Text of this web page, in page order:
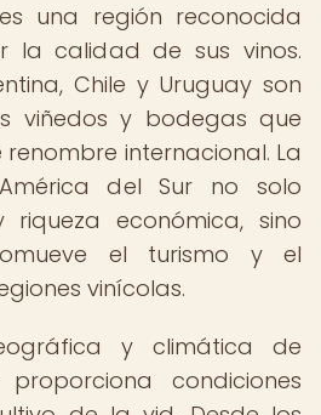
una región reconocida
la calidad de sus vinos.
Chile y Uruguay son
viñedos y bodegas que
internacional. La
del Sur no solo
económica, sino
el turismo y el
vinícolas.
y climática de
condiciones